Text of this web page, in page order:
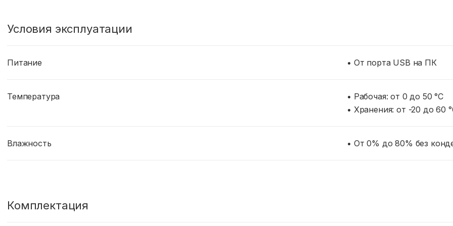
Условия эксплуатации
Питание • От порта USB на ПК
Температура
• Рабочая: от 0 до 50 °C
• Хранения: от -20 до 60
Влажность • От 0% до 80% без
Комплектация